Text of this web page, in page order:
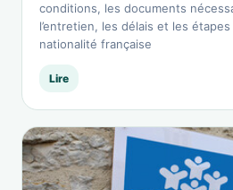
conditions, les documents
l’entretien, les délais et les
nationalité française
Lire